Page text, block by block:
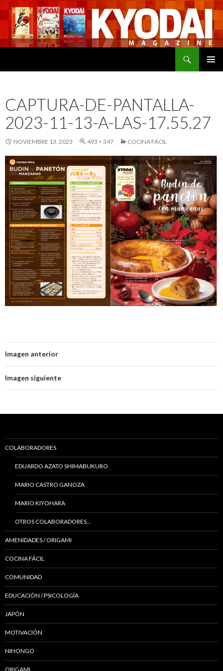
CAPTURA-DE-PANTALLA-
2023-11-13-A-LAS-17.55.27
NOVIEMBRE 13, 2023 493 × 347 COCINA FÁCIL
Imagen anterior
Imagen siguiente
COLABORADORES
EDUARDO AZATO SHIMABUKURO
MARIO CASTRO GANOZA
MARIO KIYOHARA
OTROS COLABORADORES…
AMENIDADES / ORIGAMI
COCINA FÁCIL
COMUNIDAD
EDUCACIÓN / PSICOLOGÍA
JAPÓN
MOTIVACIÓN
NIHONGO
ORIGAMI